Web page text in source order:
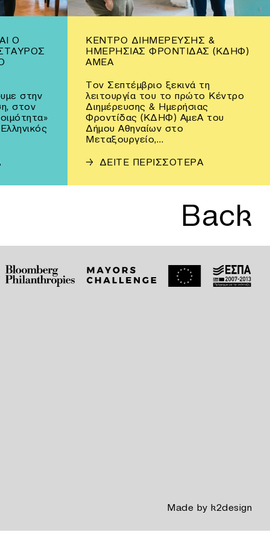
Ο
στην
στον
ΚΈΝΤΡΟ ΔΙΗΜΈΡΕΥΣΗΣ &
ΗΜΕΡΉΣΙΑΣ ΦΡΟΝΤΊΔΑΣ (ΚΔΗΦ)
ΑΜΕΑ
Τον Σεπτέμβριο ξεκινά τη
λειτουργία του το πρώτο Κέντρο
Διημέρευσης & Ημερήσιας
Φροντίδας (ΚΔΗΦ) ΑμεΑ του
Δήμου Αθηναίων στο
Μεταξουργείο,…
→ ΔΕΙΤΕ ΠΕΡΙΣΣΟΤΕΡΑ
Back
Made by k2design